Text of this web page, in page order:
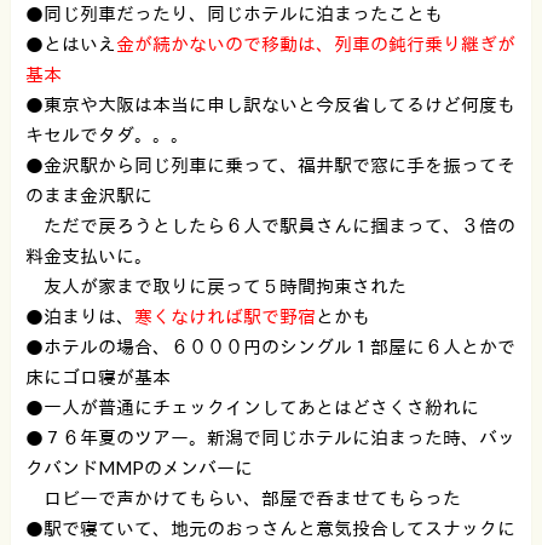
●同じ列車だったり、同じホテルに泊まったことも
●とはいえ 金が続かないので移動は、列車の鈍行乗り継ぎが
基本
●東京や大阪は本当に申し訳ないと今反省してるけど何度も
キセルでタダ。。。
●金沢駅から同じ列車に乗って、福井駅で窓に手を振ってそ
のまま金沢駅に
ただで戻ろうとしたら６人で駅員さんに掴まって、３倍の
料金支払いに。
友人が家まで取りに戻って５時間拘束された
●泊まりは、 寒くなければ駅で野宿とかも
●ホテルの場合、
６０００円のシングル１部屋に６人 とかで
床にゴロ寝が基本
●一人が普通にチェックインしてあとはどさくさ紛れに
●７６年夏のツアー。新潟で同じホテルに泊まった時、バッ
クバンドMMPのメンバーに
ロビーで声かけてもらい、部屋で呑ませてもらった
●駅で寝ていて、地元のおっさんと意気投合してスナックに